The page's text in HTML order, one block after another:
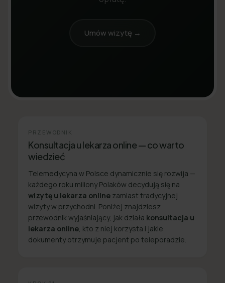
Umów wizytę →
PRZEWODNIK
Konsultacja u lekarza online — co warto
wiedzieć
Telemedycyna w Polsce dynamicznie się rozwija —
każdego roku miliony Polaków decydują się na
wizytę u lekarza online zamiast tradycyjnej
wizyty w przychodni. Poniżej znajdziesz
przewodnik wyjaśniający, jak działa konsultacja u
lekarza online , kto z niej korzysta i jakie
dokumenty otrzymuje pacjent po teleporadzie.